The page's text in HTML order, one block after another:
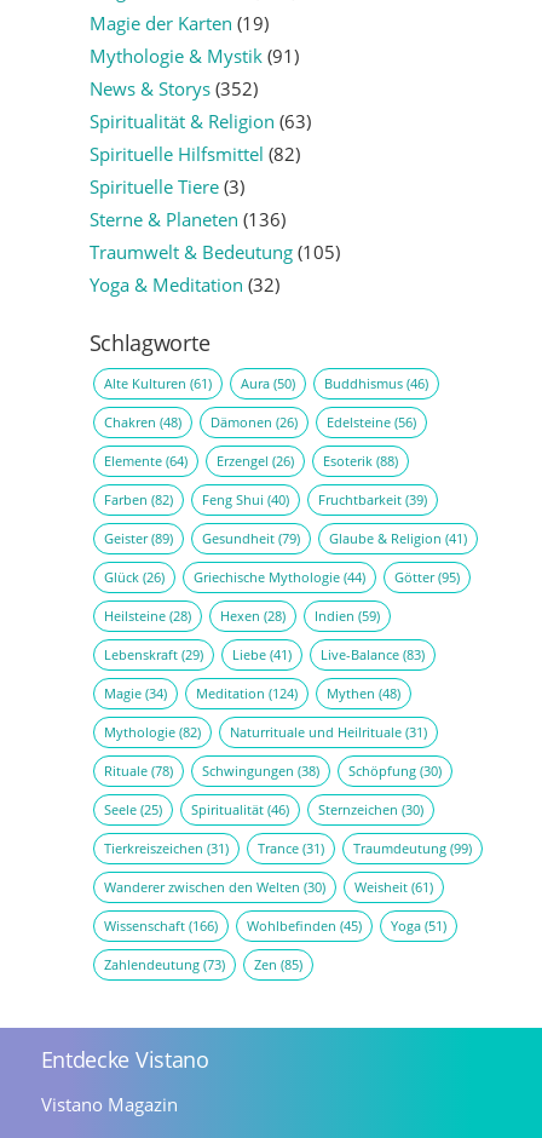
Magie der Karten (19)
Mythologie & Mystik(91)
News & Storys(352)
Spiritualität & Religion (63)
Spirituelle Hilfsmittel (82)
Spirituelle Tiere(3)
Sterne & Planeten (136)
Traumwelt & Bedeutung(105)
Yoga & Meditation (32)
Schlagworte
Alte Kulturen (61) Aura(50) Buddhismus(46)
Chakren (48) Dämonen (26) Edelsteine(56)
Elemente(64) Erzengel (26) Esoterik(88)
Farben (82) Feng Shui (40) Fruchtbarkeit(39)
Geister(89) Gesundheit(79) Glaube & Religion (41)
Glück(26) Griechische Mythologie(44) Götter(95)
Heilsteine(28) Hexen (28) Indien (59)
Lebenskraft(29) Liebe(41) Live-Balance(83)
Magie(34) Meditation (124) Mythen (48)
Mythologie(82) Naturrituale und Heilrituale(31)
Rituale(78) Schwingungen (38) Schöpfung(30)
Seele(25) Spiritualität(46) Sternzeichen (30)
Tierkreiszeichen (31) Trance(31) Traumdeutung(99)
Wanderer zwischen den Welten (30) Weisheit(61)
Wissenschaft(166) Wohlbefinden (45) Yoga(51)
Zahlendeutung(73) Zen (85)
Entdecke Vistano
Vistano Magazin